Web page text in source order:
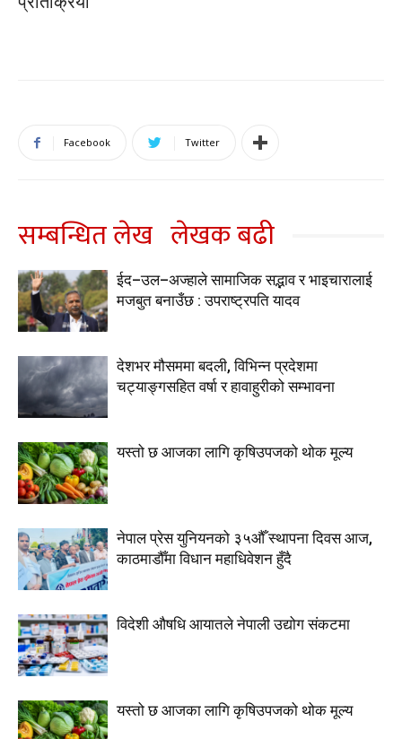
Facebook Twitter
सम्बन्धित लेख लेखक बढी
ईद–उल–अज्हाले सामाजिक सद्भाव र भाइचारालाई
मजबुत बनाउँछ : उपराष्ट्रपति यादव
देशभर मौसममा बदली, विभिन्न प्रदेशमा
चट्याङ्गसहित वर्षा र हावाहुरीको सम्भावना
यस्तो छ आजका लागि कृषिउपजको थोक मूल्य
नेपाल प्रेस युनियनको ३५औँ स्थापना दिवस आज,
काठमाडौँमा विधान महाधिवेशन हुँदै
विदेशी औषधि आयातले नेपाली उद्योग संकटमा
यस्तो छ आजका लागि कृषिउपजको थोक मूल्य